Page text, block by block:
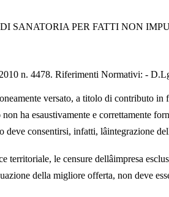
SANATORIA PER FATTI NON
n. 4478. Riferimenti Normativi: -
versato, a titolo di contributo
ha esaustivamente e correttamente
consentirsi, infatti, lâintegrazione
le censure dellâimpresa
della migliore offerta, non deve